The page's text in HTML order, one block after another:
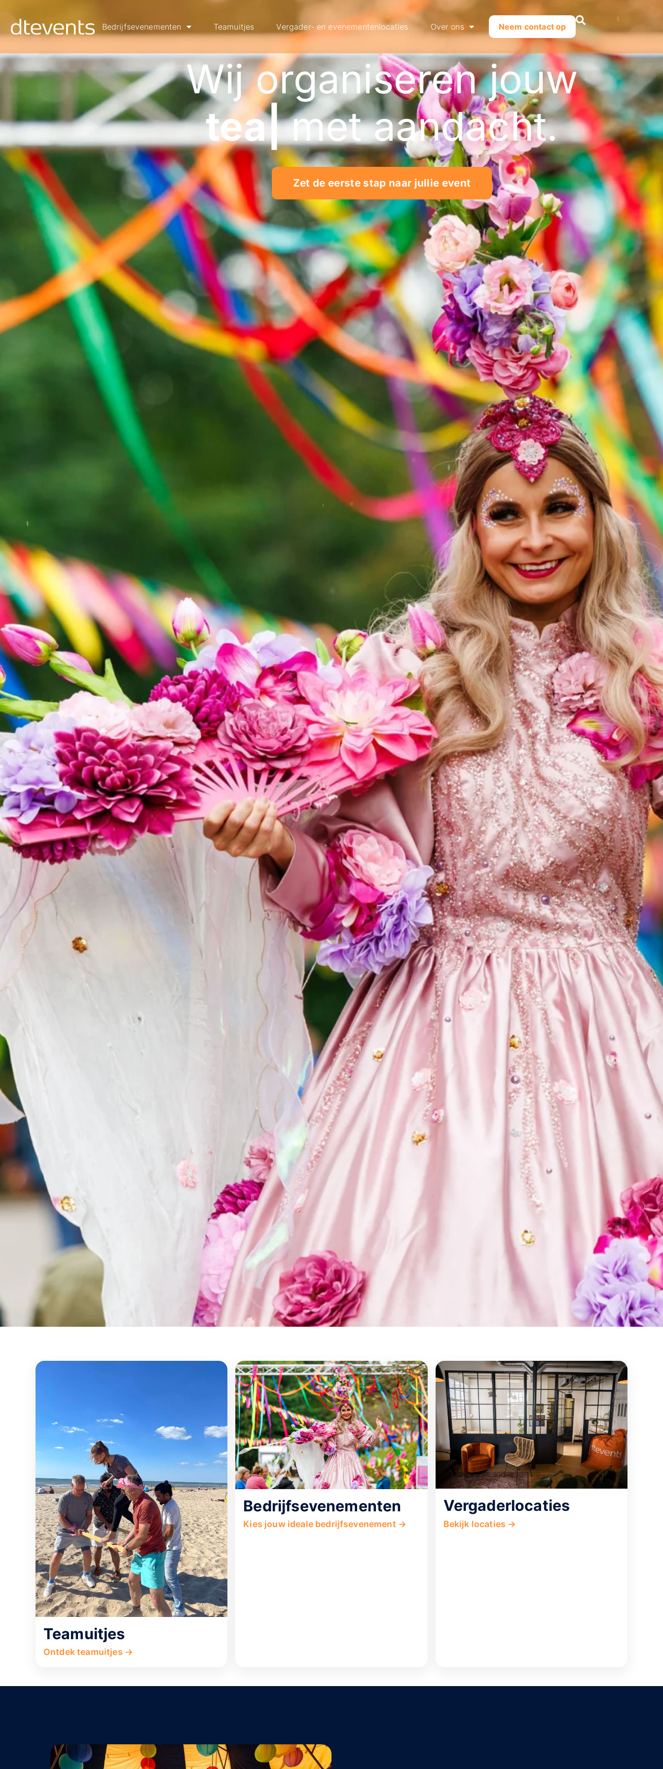
Bedrijfsevenementen Teamuitjes Vergader- en evenementenlocaties Over ons Neem contact op
Wij organiseren jouw
workshop|met aandacht.
Zet de eerste stap naar jullie event
Teamuitjes
Ontdek teamuitjes →
Bedrijfsevenementen
Kies jouw ideale bedrijfsevenement →
Vergaderlocaties
Bekijk locaties →